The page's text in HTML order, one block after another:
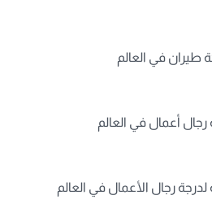
في العالم
أعمال في العالم
رجال الأعمال في العالم